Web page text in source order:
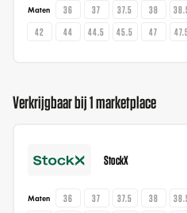
Maten 36 37 37.5 38
42
44 44.5 45.5 47
Verkrijgbaar bij 1 marketplace
StockX
Maten 36 37 37.5 38